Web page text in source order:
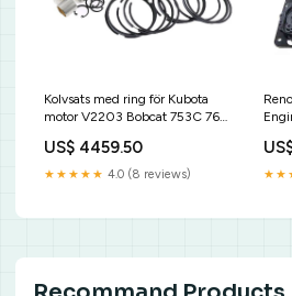
Kolvsats med ring för Kubota
motor V2203 Bobcat 753C 763
334 341 5600 S175 S530
T190 T140 Genie
US$ 4459.50
★★★★★ 4.0 (8 reviews)